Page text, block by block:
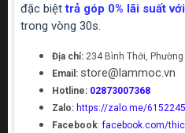
đặc biệttrả góp 0% lãi suất
trong vòng 30s.
Địa chỉ: 234 Bình Thới,
Email: store@lammoc.vn
Hotline: 02873007368
Zalo: https://zalo.me/
Facebook:facebook.com/